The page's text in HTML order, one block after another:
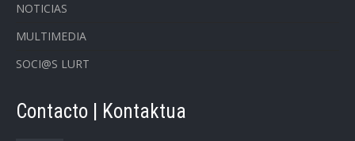
NOTICIAS
MULTIMEDIA
SOCI@S LURT
Contacto | Kontaktua